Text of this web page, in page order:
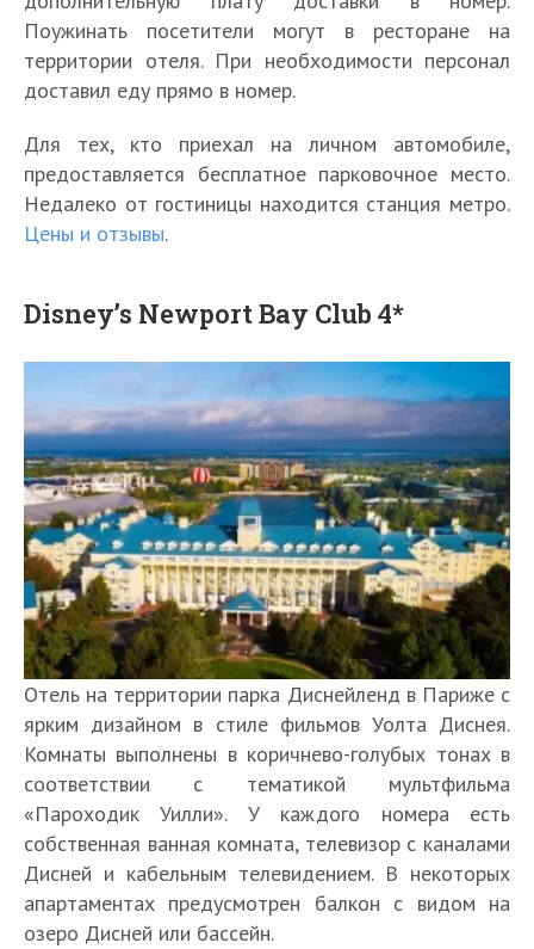
Поужинать посетители могут в ресторане на
территории отеля. При необходимости персонал
доставил еду прямо в номер.
Для тех, кто приехал на личном автомобиле,
предоставляется бесплатное парковочное место.
Недалеко от гостиницы находится станция метро.
Цены и отзывы.
Disney’s Newport Bay Club 4*
Отель на территории парка Диснейленд в Париже с
ярким дизайном в стиле фильмов Уолта Диснея.
Комнаты выполнены в коричнево-голубых тонах в
соответствии с тематикой мультфильма
«Пароходик Уилли». У каждого номера есть
собственная ванная комната, телевизор с каналами
Дисней и кабельным телевидением. В некоторых
апартаментах предусмотрен балкон с видом на
озеро Дисней или бассейн.